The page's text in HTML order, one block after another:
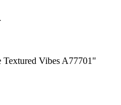
Textured Vibes A77701"